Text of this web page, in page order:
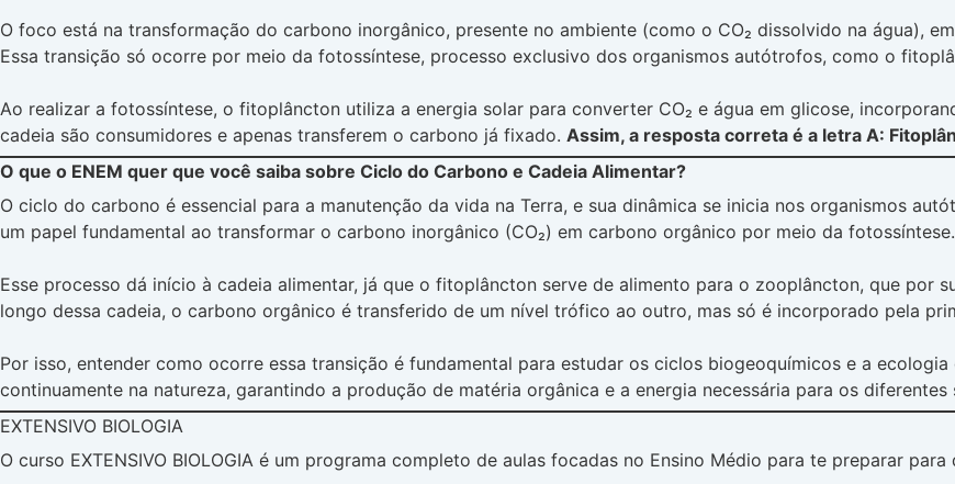
O foco está na transformação do carbono inorgânico, presente no ambiente (como o CO₂ dissolvido na água),
Essa transição só ocorre por meio da fotossíntese, processo exclusivo dos organismos autótrofos, como o
Ao realizar a fotossíntese, o fitoplâncton utiliza a energia solar para converter CO₂ e água em glicose,
cadeia são consumidores e apenas transferem o carbono já fixado. Assim, a resposta correta é a letra A:
O que o ENEM quer que você saiba sobre Ciclo do Carbono e Cadeia Alimentar?
O ciclo do carbono é essencial para a manutenção da vida na Terra, e sua dinâmica se inicia nos organismos
um papel fundamental ao transformar o carbono inorgânico (CO₂) em carbono orgânico por meio da fotossíntese.
Esse processo dá início à cadeia alimentar, já que o fitoplâncton serve de alimento para o zooplâncton, que por
longo dessa cadeia, o carbono orgânico é transferido de um nível trófico ao outro, mas só é incorporado pela
Por isso, entender como ocorre essa transição é fundamental para estudar os ciclos biogeoquímicos e a
continuamente na natureza, garantindo a produção de matéria orgânica e a energia necessária para os diferentes
EXTENSIVO BIOLOGIA
O curso EXTENSIVO BIOLOGIA é um programa completo de aulas focadas no Ensino Médio para te preparar para